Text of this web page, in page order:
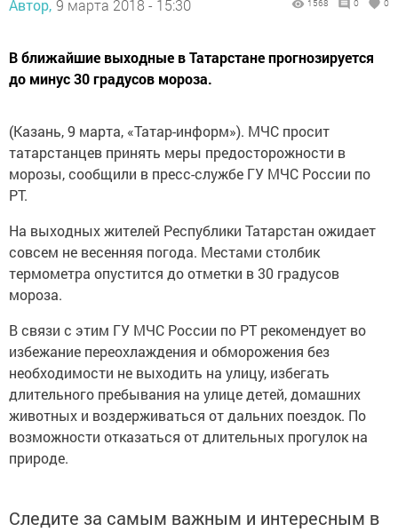
Автор, 9 марта 2018 - 15:30 1568 0 0
В ближайшие выходные в Татарстане прогнозируется
до минус 30 градусов мороза.
(Казань, 9 марта, «Татар-информ»). МЧС просит
татарстанцев принять меры предосторожности в
морозы, сообщили в пресс-службе ГУ МЧС России по
РТ.
На выходных жителей Республики Татарстан ожидает
совсем не весенняя погода. Местами столбик
термометра опустится до отметки в 30 градусов
мороза.
В связи с этим ГУ МЧС России по РТ рекомендует во
избежание переохлаждения и обморожения без
необходимости не выходить на улицу, избегать
длительного пребывания на улице детей, домашних
животных и воздерживаться от дальних поездок. По
возможности отказаться от длительных прогулок на
природе.
Следите за самым важным и интересным в